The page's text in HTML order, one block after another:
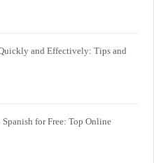
and Effectively: Tips and
for Free: Top Online